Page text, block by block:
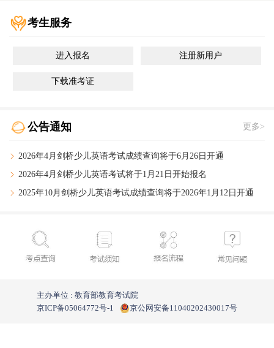
考生服务
进入报名 注册新用户
下载准考证
公告通知 更多>
2026年4月剑桥少儿英语考试成绩查询将于6月26日开通
2026年4月剑桥少儿英语考试将于1月21日开始报名
2025年10月剑桥少儿英语考试成绩查询将于2026年1月12日开通
主办单位 : 教育部教育考试院
京ICP备05064772号-1
京公网安备11040202430017号